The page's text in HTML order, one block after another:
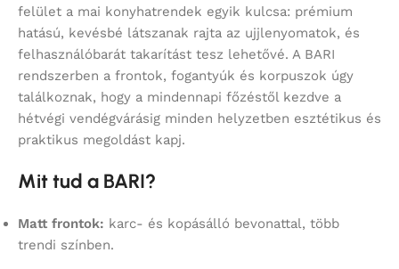
felület a mai konyhatrendek egyik kulcsa: prémium
hatású, kevésbé látszanak rajta az ujjlenyomatok, és
felhasználóbarát takarítást tesz lehetővé. A BARI
rendszerben a frontok, fogantyúk és korpuszok úgy
találkoznak, hogy a mindennapi főzéstől kezdve a
hétvégi vendégvárásig minden helyzetben esztétikus és
praktikus megoldást kapj.
Mit tud a BARI?
Matt frontok: karc- és kopásálló bevonattal, több
trendi színben.